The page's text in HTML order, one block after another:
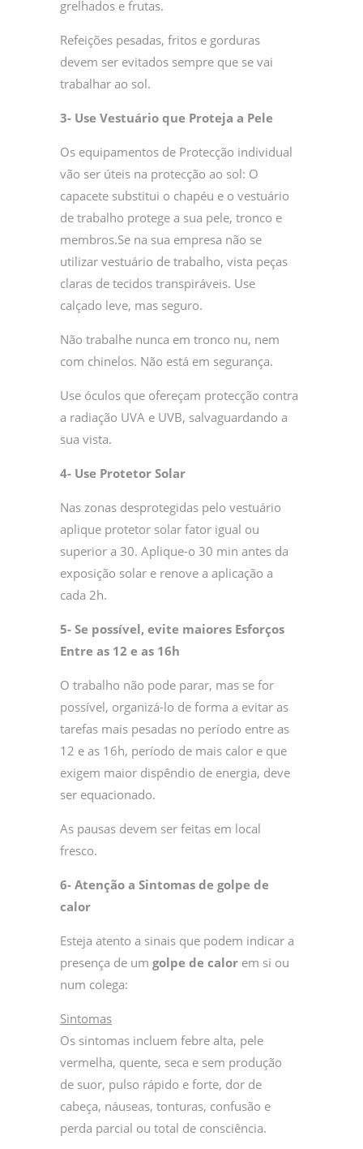
grelhados e frutas.
Refeições pesadas, fritos e gorduras
devem ser evitados sempre que se vai
trabalhar ao sol.
3- Use Vestuário que Proteja a Pele
Os equipamentos de Protecção individual
vão ser úteis na protecção ao sol: O
capacete substitui o chapéu e o vestuário
de trabalho protege a sua pele, tronco e
membros.Se na sua empresa não se
utilizar vestuário de trabalho, vista peças
claras de tecidos transpiráveis. Use
calçado leve, mas seguro.
Não trabalhe nunca em tronco nu, nem
com chinelos. Não está em segurança.
Use óculos que ofereçam protecção contra
a radiação UVA e UVB, salvaguardando a
sua vista.
4- Use Protetor Solar
Nas zonas desprotegidas pelo vestuário
aplique protetor solar fator igual ou
superior a 30. Aplique-o 30 min antes da
exposição solar e renove a aplicação a
cada 2h.
5- Se possível, evite maiores Esforços
Entre as 12 e as 16h
O trabalho não pode parar, mas se for
possível, organizá-lo de forma a evitar as
tarefas mais pesadas no período entre as
12 e as 16h, período de mais calor e que
exigem maior dispêndio de energia, deve
ser equacionado.
As pausas devem ser feitas em local
fresco.
6- Atenção a Sintomas de golpe de
calor
Esteja atento a sinais que podem indicar a
presença de um golpe de calor em si ou
num colega:
Sintomas
Os sintomas incluem febre alta, pele
vermelha, quente, seca e sem produção
de suor, pulso rápido e forte, dor de
cabeça, náuseas, tonturas, confusão e
perda parcial ou total de consciência.